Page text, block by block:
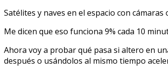
Satélites y naves en el espacio con
Me dicen que eso funciona 9% cada 10
Ahora voy a probar qué pasa si altero en
después o usándolos al mismo tiempo